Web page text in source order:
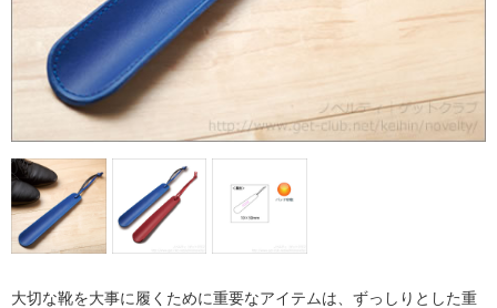
大切な靴を大事に履くために重要なアイテムは、ずっしりとした重